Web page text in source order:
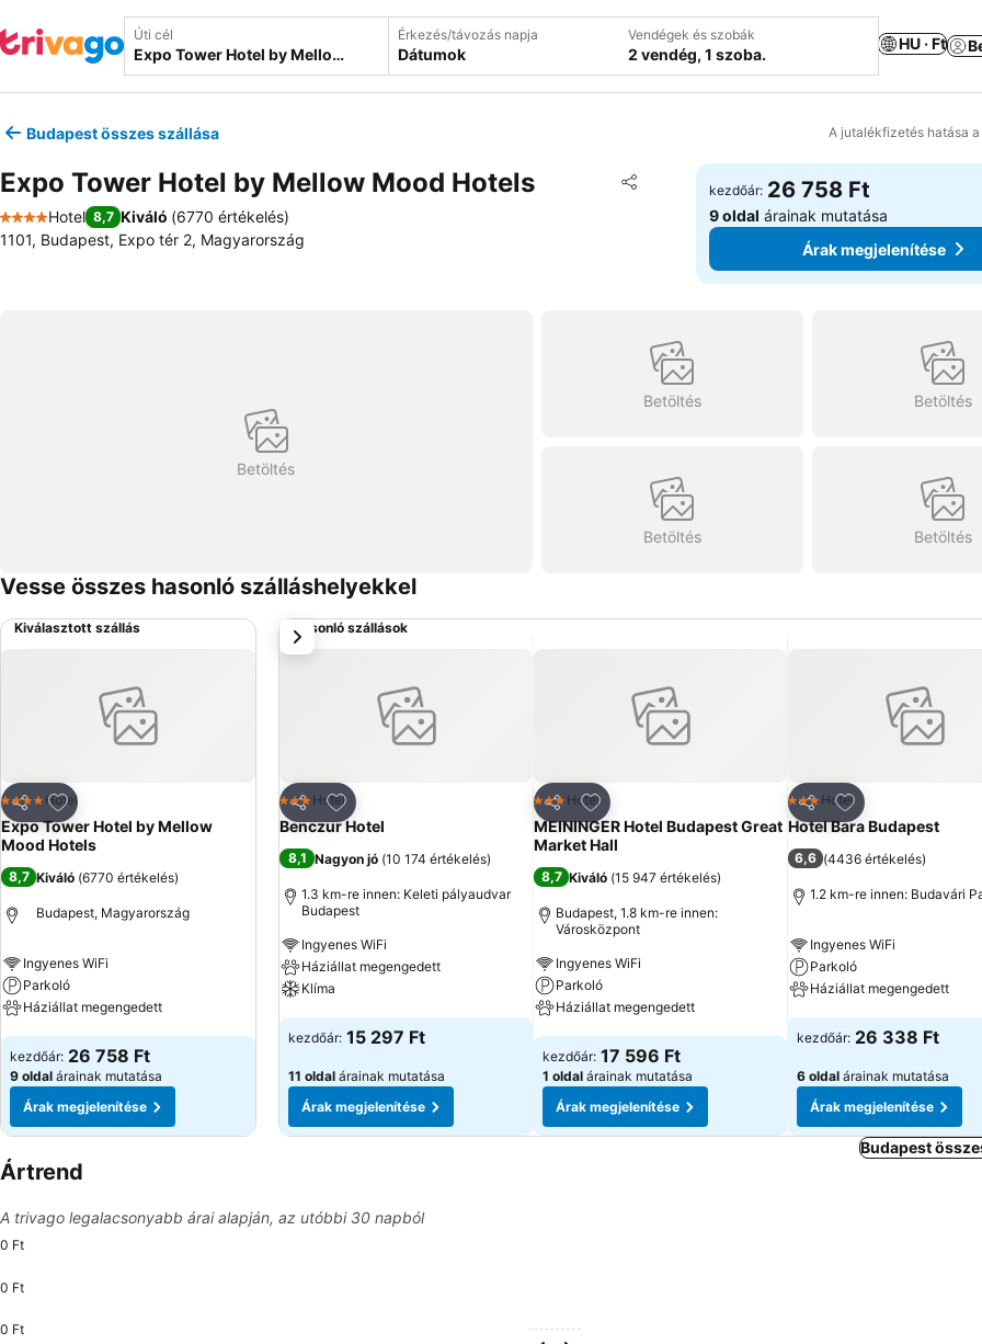
Úti cél Érkezés/távozás napja
Dátumok
Vendégek és szobák
2 vendég, 1 szoba.
HU · Ft
Budapest összes szállása A jutalékfizetés hatása
Expo Tower Hotel by Mellow Mood Hotels Megosztás
Hozzáadás a kedvencekhez
4 Kategória
Hotel 8,7 Kiváló (6770 értékelés)
1101, Budapest, Expo tér 2, Magyarország
kezdőár: 26 758 Ft
9 oldal árainak mutatása
Árak megjelenítése
Betöltés
Betöltés Betöltés
Betöltés Betöltés
Vesse összes hasonló szálláshelyekkel
Kiválasztott szállás
Megosztás
Hozzáadás a kedvencekhez
4 Kategória
Hotel
Expo Tower Hotel by Mellow
Mood Hotels
8,7 Kiváló (6770 értékelés)
Budapest, Magyarország
Ingyenes WiFi
Parkoló
Háziállat megengedett
Árak megjelenítése
kezdőár: 26 758 Ft
9 oldal árainak mutatása
Árak megjelenítése
Hasonló szállások
Megosztás
Hozzáadás a kedvencekhez
3 Kategória
Hotel
Benczur Hotel
8,1 Nagyon jó (10 174 értékelés)
1.3 km-re innen: Keleti pályaudvar
Budapest
Ingyenes WiFi
Háziállat megengedett
Klíma
Árak megjelenítése
kezdőár: 15 297 Ft
11 oldal árainak mutatása
Árak megjelenítése
Megosztás
Hozzáadás a kedvencekhez
3 Kategória
Hotel
MEININGER Hotel Budapest Great
Market Hall
8,7 Kiváló (15 947 értékelés)
Budapest, 1.8 km-re innen:
Városközpont
Ingyenes WiFi
Parkoló
Háziállat megengedett
Árak megjelenítése
kezdőár: 17 596 Ft
1 oldal árainak mutatása
Árak megjelenítése
Megosztás
Hozzáadás a
3 Kategória
Hotel
Hotel Bara Budapest
6,6 (4436 értékelés)
1.2 km-re innen: Budavári
Ingyenes WiFi
Parkoló
Háziállat megengedett
Árak megjelenítése
kezdőár: 26 338 Ft
6 oldal árainak mutatása
Árak megjelenítése
következő
Budapest
Ártrend
A trivago legalacsonyabb árai alapján, az utóbbi 30 napból
0 Ft
0 Ft
0 Ft